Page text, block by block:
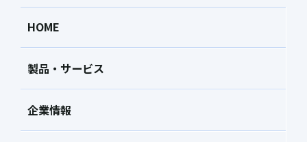
HOME
製品・サービス
企業情報